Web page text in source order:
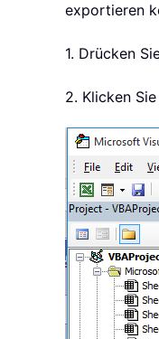
exportieren
1. Drücken
2. Klicken